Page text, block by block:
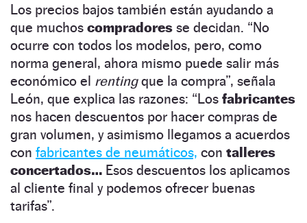
Los precios bajos también están ayudando a
que muchos compradores se decidan. “No
ocurre con todos los modelos, pero, como
norma general, ahora mismo puede salir más
económico el rentingque la compra”, señala
León, que explica las razones: “Los fabricantes
nos hacen descuentos por hacer compras de
gran volumen, y asimismo llegamos a acuerdos
con fabricantes de neumáticos, con talleres
concertados… Esos descuentos los aplicamos
al cliente final y podemos ofrecer buenas
tarifas”.